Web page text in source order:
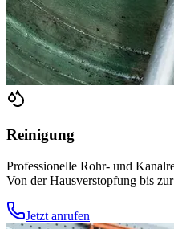
Reinigung
Professionelle Rohr- und
Von der Hausverstopfung bis
Jetzt anrufen